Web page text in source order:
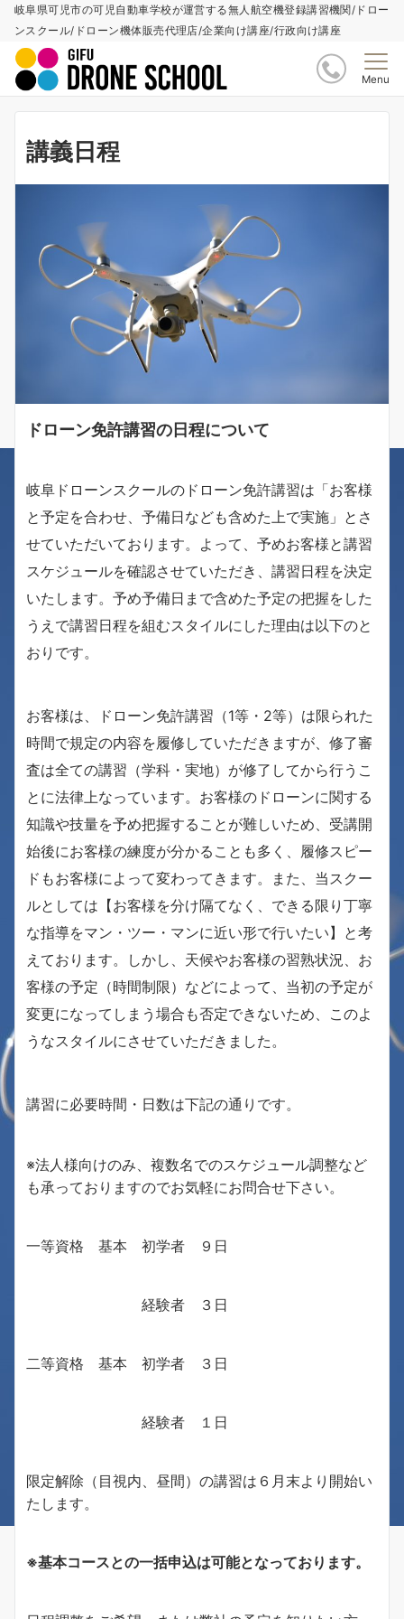
岐阜県可児市の可児自動車学校が運営する無人航空機登録講習機関/ドロー
ンスクール/ドローン機体販売代理店/企業向け講座/行政向け講座
Menu
講義日程
ドローン免許講習の日程について
岐阜ドローンスクールのドローン免許講習は「お客様
と予定を合わせ、予備日なども含めた上で実施」とさ
せていただいております。よって、予めお客様と講習
スケジュールを確認させていただき、講習日程を決定
いたします。予め予備日まで含めた予定の把握をした
うえで講習日程を組むスタイルにした理由は以下のと
おりです。
お客様は、ドローン免許講習（1等・2等）は限られた
時間で規定の内容を履修していただきますが、修了審
査は全ての講習（学科・実地）が修了してから行うこ
とに法律上なっています。お客様のドローンに関する
知識や技量を予め把握することが難しいため、受講開
始後にお客様の練度が分かることも多く、履修スピー
ドもお客様によって変わってきます。また、当スクー
ルとしては 【お客様を分け隔てなく、できる限り丁寧
な指導をマン・ツー・マンに近い形で行いたい】 と考
えております。しかし、天候やお客様の習熟状況、お
客様の予定（時間制限）などによって、当初の予定が
変更になってしまう場合も否定できないため、このよ
うなスタイルにさせていただきました。
講習に必要時間・日数は下記の通りです。
※法人様向けのみ、複数名でのスケジュール調整など
も承っておりますのでお気軽にお問合せ下さい。
一等資格 基本 初学者 ９日
経験者 ３日
二等資格 基本 初学者 ３日
経験者 １日
限定解除（目視内、昼間）の講習は６月末より開始い
たします。
※基本コースとの一括申込は可能となっております。